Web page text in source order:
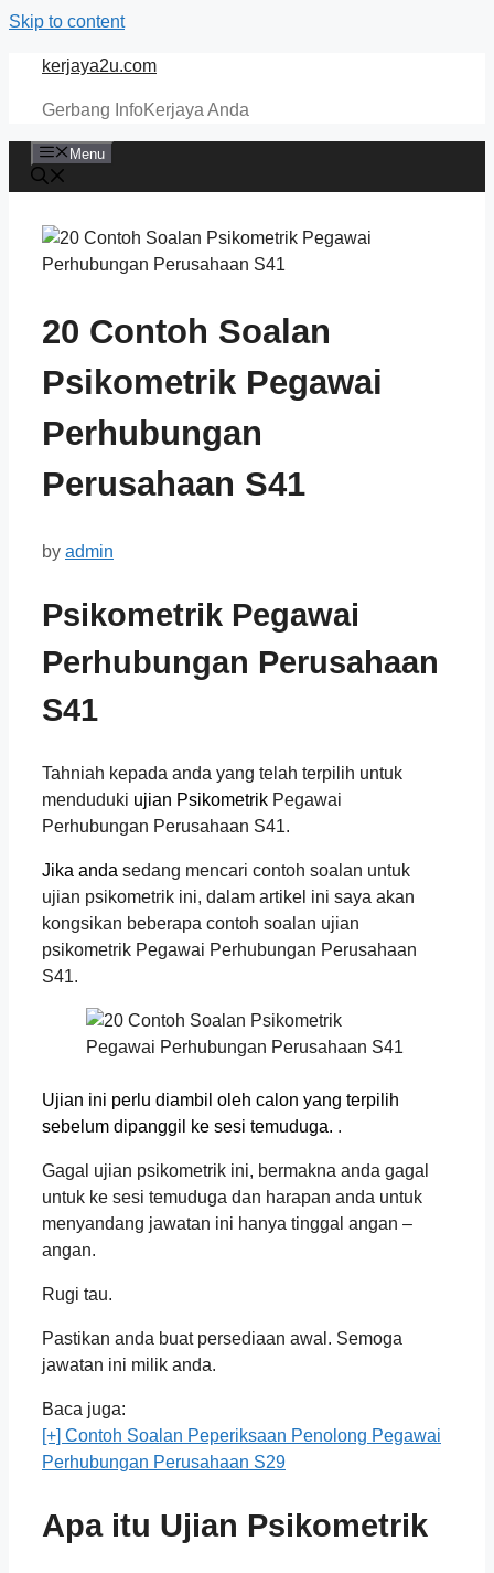
Skip to content
kerjaya2u.com
Gerbang InfoKerjaya Anda
Menu
20 Contoh Soalan
Psikometrik Pegawai
Perhubungan
Perusahaan S41
by admin
Psikometrik Pegawai
Perhubungan Perusahaan
S41
Tahniah kepada anda yang telah terpilih untuk
menduduki ujian Psikometrik Pegawai
Perhubungan Perusahaan S41.
Jika anda sedang mencari contoh soalan untuk
ujian psikometrik ini, dalam artikel ini saya akan
kongsikan beberapa contoh soalan ujian
psikometrik Pegawai Perhubungan Perusahaan
S41.
Ujian ini perlu diambil oleh calon yang terpilih
sebelum dipanggil ke sesi temuduga. .
Gagal ujian psikometrik ini, bermakna anda gagal
untuk ke sesi temuduga dan harapan anda untuk
menyandang jawatan ini hanya tinggal angan –
angan.
Rugi tau.
Pastikan anda buat persediaan awal. Semoga
jawatan ini milik anda.
Baca juga:
[+] Contoh Soalan Peperiksaan Penolong Pegawai
Perhubungan Perusahaan S29
Apa itu Ujian Psikometrik